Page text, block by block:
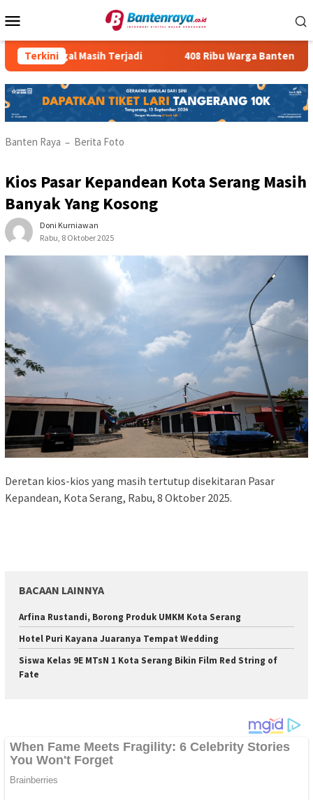
ke
Mobile
Terkini
PMI Ilegal Masih Terjadi 408 Ribu Warga Banten
Banten Raya – Berita Foto
Kios Pasar Kepandean Kota Serang Masih
Banyak Yang Kosong
Doni Kurniawan
Rabu, 8 Oktober 2025
Deretan kios-kios yang masih tertutup disekitaran Pasar
Kepandean, Kota Serang, Rabu, 8 Oktober 2025.
BACAAN LAINNYA
Arfina Rustandi, Borong Produk UMKM Kota Serang
Hotel Puri Kayana Juaranya Tempat Wedding
Siswa Kelas 9E MTsN 1 Kota Serang Bikin Film Red String of
Fate